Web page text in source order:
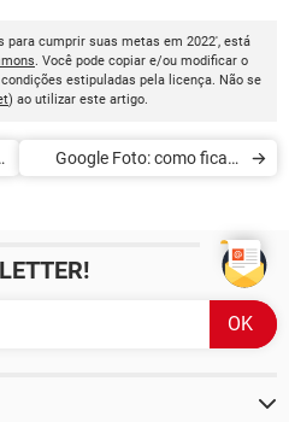
para cumprir suas metas em 2022', está
. Você pode copiar e/ou modificar o
estipuladas pela licença. Não se
) ao utilizar este artigo.
Google Foto: como fica o